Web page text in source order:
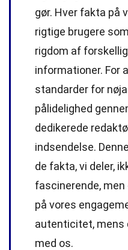
gør. Hver fakta på
rigtige brugere
rigdom af
informationer. For
standarder for
pålidelighed
dedikerede
indsendelse.
de fakta, vi deler,
fascinerende,
på vores
autenticitet, mens
med os.